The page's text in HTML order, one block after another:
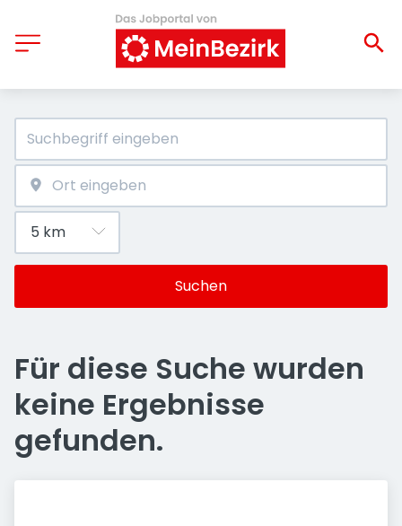
Suchen
Für diese Suche wurden
keine Ergebnisse
gefunden.